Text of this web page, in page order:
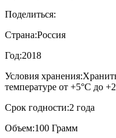
Поделиться:
Страна:Россия
Год:2018
Условия хранения:
температуре от +5°С до
Срок годности:2 года
Объем:100 Грамм